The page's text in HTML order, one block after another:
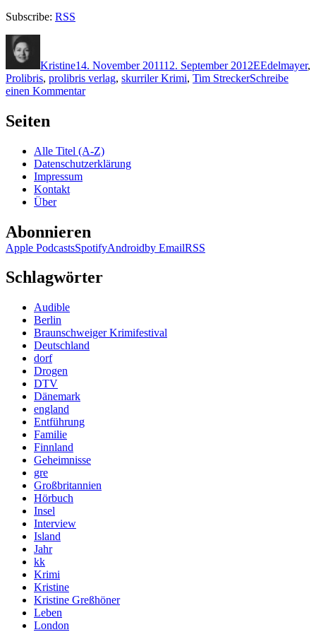
Subscribe: RSS
Kristine14. November 201112. September 2012EEdelmayer,
Prolibris, prolibris verlag, skurriler Krimi, Tim StreckerSchreibe
einen Kommentarzu
–
KnieFall
Seiten
Alle Titel (A-Z)
Datenschutzerklärung
Impressum
Kontakt
Über
Abonnieren
Apple PodcastsSpotifyAndroidby EmailRSS
Schlagwörter
Audible
Berlin
Braunschweiger Krimifestival
Deutschland
dorf
Drogen
DTV
Dänemark
england
Entführung
Familie
Finnland
Geheimnisse
gre
Großbritannien
Hörbuch
Insel
Interview
Island
Jahr
kk
Krimi
Kristine
Kristine Greßhöner
Leben
London